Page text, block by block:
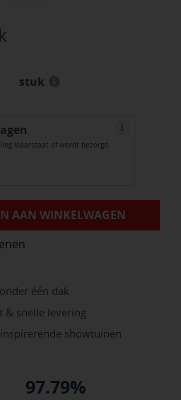
stuk
klaarstaat of wordt bezorgd.
i
AAN WINKELWAGEN
één dak
& snelle levering
showtuinen
97.79%